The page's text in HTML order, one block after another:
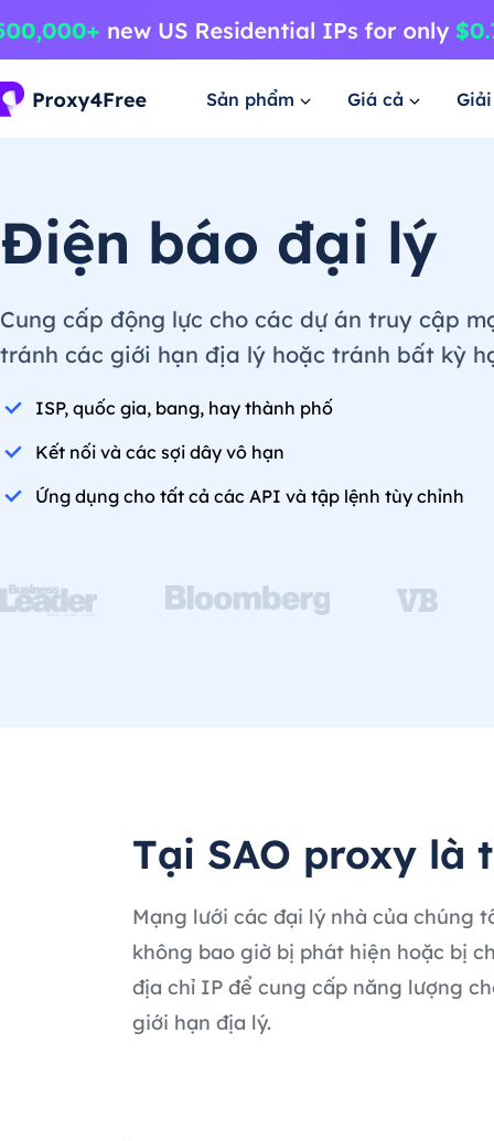
Sản phẩm Giá cả
Điện báo đại lý
Cung cấp động lực cho các dự án truy cập
tránh các giới hạn địa lý hoặc tránh bất kỳ
ISP, quốc gia, bang, hay thành phố
Kết nối và các sợi dây vô hạn
Ứng dụng cho tất cả các API và tập lệnh tùy chỉnh
Tại SAO proxy là
Mạng lưới các đại lý nhà của chúng
không bao giờ bị phát hiện hoặc bị
địa chỉ IP để cung cấp năng lượng
giới hạn địa lý.